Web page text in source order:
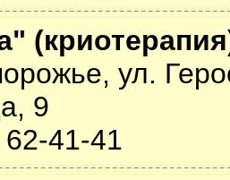
ул.
9
41-41